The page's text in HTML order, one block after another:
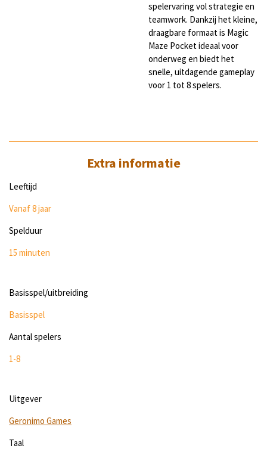
spelervaring vol strategie en
teamwork. Dankzij het kleine,
draagbare formaat is Magic
Maze Pocket ideaal voor
onderweg en biedt het
snelle, uitdagende gameplay
voor 1 tot 8 spelers.
Extra informatie
Leeftijd
Vanaf 8 jaar
Spelduur
15 minuten
Basisspel/uitbreiding
Basisspel
Aantal spelers
1-8
Uitgever
Geronimo Games
Taal